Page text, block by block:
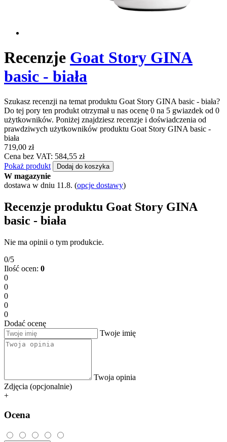
Recenzje Goat Story GINA
basic - biała
Szukasz recenzji na temat produktu Goat Story GINA basic - biała?
Do tej pory ten produkt otrzymał u nas ocenę 0 na 5 gwiazdek od 0
użytkowników. Poniżej znajdziesz recenzje i doświadczenia od
prawdziwych użytkowników produktu Goat Story GINA basic -
biała
719,00 zł
Cena bez VAT: 584,55 zł
Pokaż produkt
Dodaj do koszyka
W magazynie
dostawa w dniu 11.8. (opcje dostawy)
Recenzje produktu Goat Story GINA
basic - biała
Nie ma opinii o tym produkcie.
0/5
Ilość ocen: 0
0
0
0
0
0
Dodać ocenę
Twoje imię
Twoja opinia
Zdjęcia (opcjonalnie)
+
Ocena